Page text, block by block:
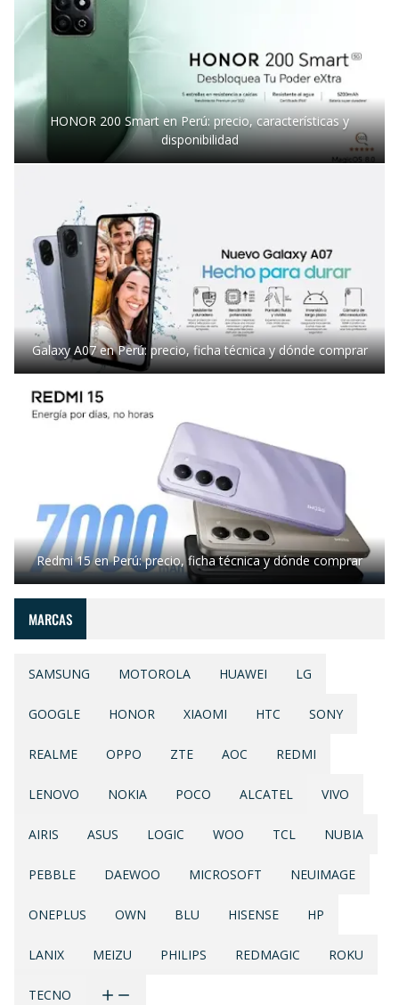
HONOR 200 Smart en Perú: precio, características y
disponibilidad
Galaxy A07 en Perú: precio, ficha técnica y dónde comprar
Redmi 15 en Perú: precio, ficha técnica y dónde comprar
MARCAS
SAMSUNG MOTOROLA HUAWEI LG
GOOGLE HONOR XIAOMI HTC SONY
REALME OPPO ZTE AOC REDMI
LENOVO NOKIA POCO ALCATEL VIVO
AIRIS ASUS LOGIC WOO TCL NUBIA
PEBBLE DAEWOO MICROSOFT NEUIMAGE
ONEPLUS OWN BLU HISENSE HP
LANIX MEIZU PHILIPS REDMAGIC ROKU
TECNO